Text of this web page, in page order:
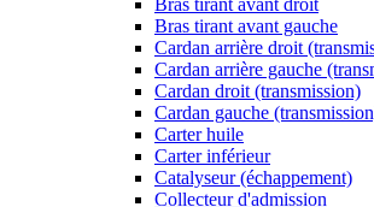
Bras tirant avant droit
Bras tirant avant gauche
Cardan arrière droit
Cardan arrière gauche
Cardan droit (transmission)
Cardan gauche
Carter huile
Carter inférieur
Catalyseur (échappement)
Collecteur d'admission